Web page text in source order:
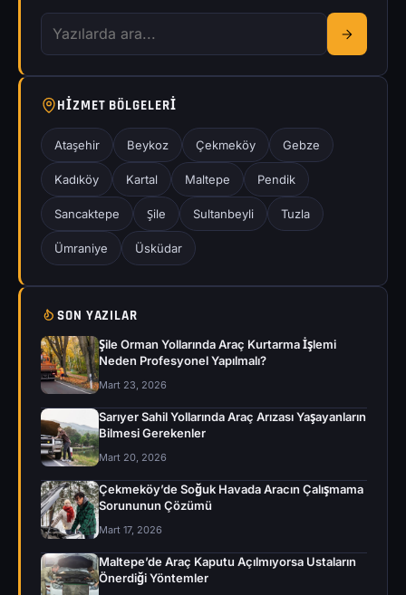
HIZMET BÖLGELERI
Ataşehir Beykoz Çekmeköy Gebze
Kadıköy Kartal Maltepe Pendik
Sancaktepe Şile Sultanbeyli Tuzla
Ümraniye Üsküdar
SON YAZILAR
Şile Orman Yollarında Araç Kurtarma İşlemi
Neden Profesyonel Yapılmalı?
Mart 23, 2026
Sarıyer Sahil Yollarında Araç Arızası Yaşayanların
Bilmesi Gerekenler
Mart 20, 2026
Çekmeköy’de Soğuk Havada Aracın Çalışmama
Sorununun Çözümü
Mart 17, 2026
Maltepe’de Araç Kaputu Açılmıyorsa Ustaların
Önerdiği Yöntemler